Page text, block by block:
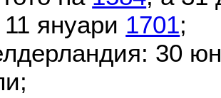
11 януари 1701;
30